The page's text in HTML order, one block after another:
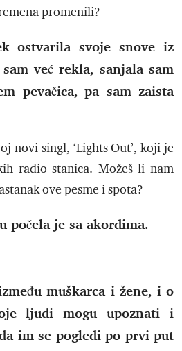
promenili?
ostvarila svoje snove iz
već rekla, sanjala sam
pevačica, pa sam zaista
novi singl, ‘Lights Out’, koji je
radio stanica. Možeš li nam
ove pesme i spota?
počela je sa akordima.
muškarca i žene, i o
ljudi mogu upoznati i
im se pogledi po prvi put